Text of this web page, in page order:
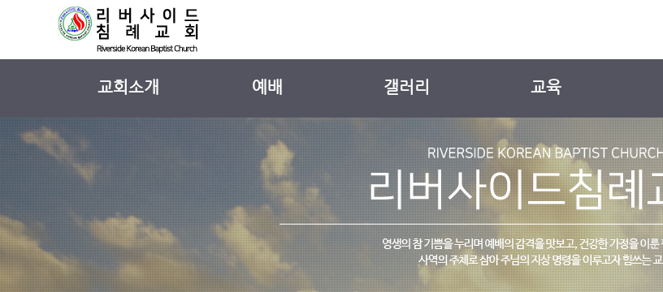
교회소개
교회 소개
섬기는사람들
교회 연혁
예배안내
교회 둘러보기
찾아오시는길
예배
주일 설교
외부 강사 설교
설교 시리즈
찬양
갤러리
교회앨범
새가족소개
팔복 일기 표
교육
유치부
유년부
YOUTH
EM